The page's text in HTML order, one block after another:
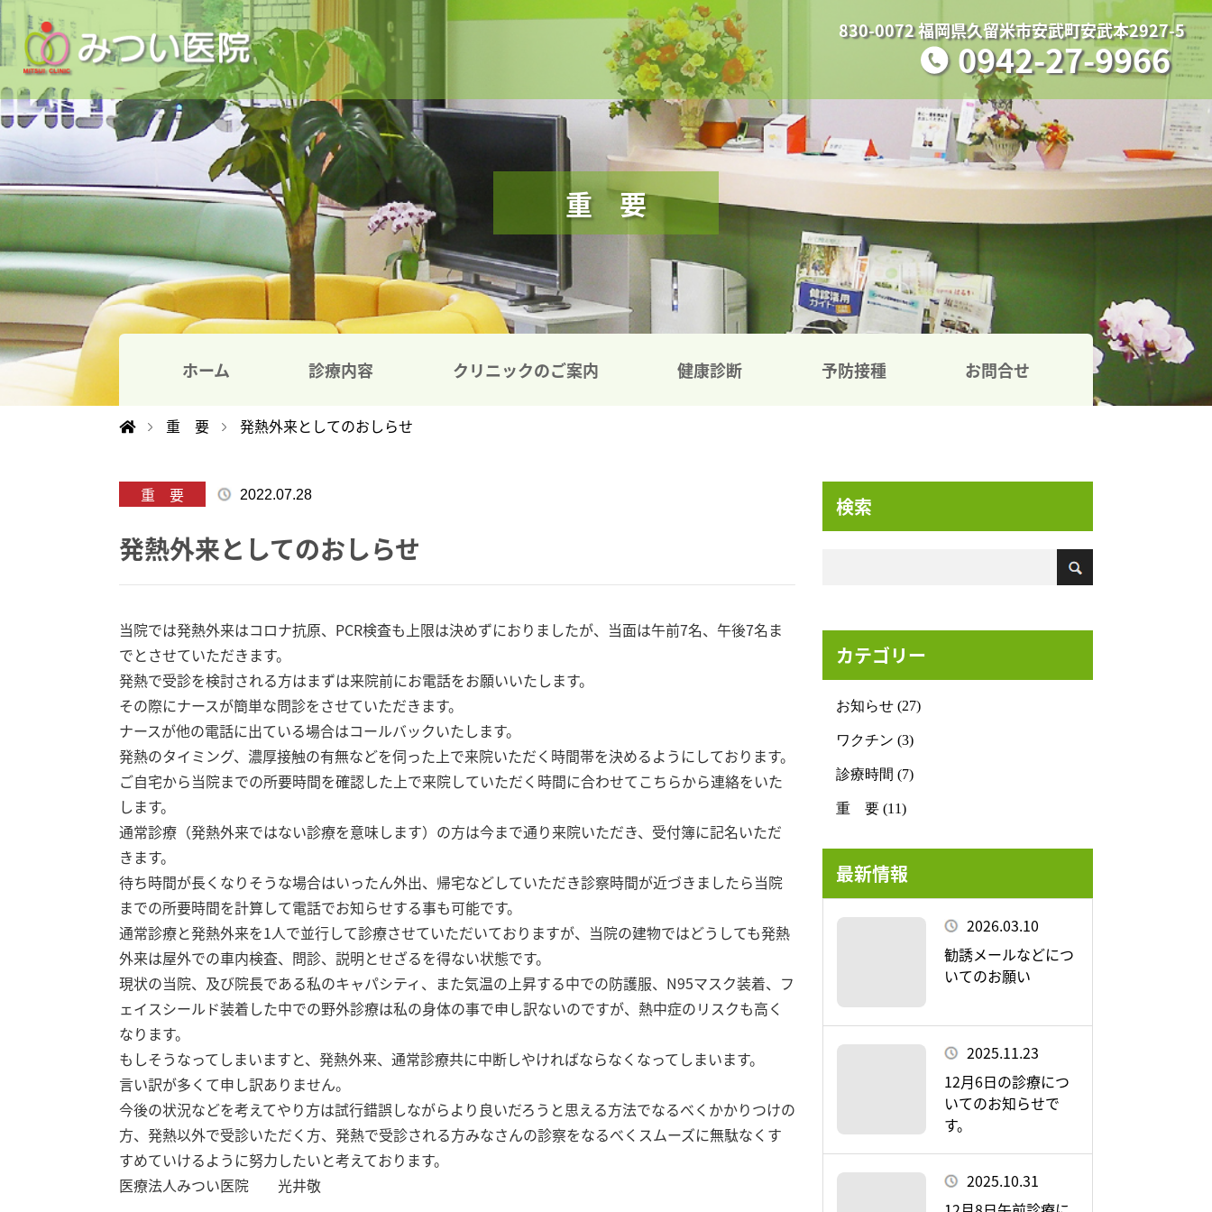
830-0072 福岡県久留米市安武町安武本2927-5
0942-27-9966
重 要
ホーム 診療内容 クリニックのご案内 健康診断 予防接種 お問合せ
重 要 発熱外来としてのおしらせ
重 要 2022.07.28
発熱外来としてのおしらせ
当院では発熱外来はコロナ抗原、PCR検査も上限は決めずにおりましたが、当面は午前7名、午後7名ま
でとさせていただきます。
発熱で受診を検討される方はまずは来院前にお電話をお願いいたします。
その際にナースが簡単な問診をさせていただきます。
ナースが他の電話に出ている場合はコールバックいたします。
発熱のタイミング、濃厚接触の有無などを伺った上で来院いただく時間帯を決めるようにしております。
ご自宅から当院までの所要時間を確認した上で来院していただく時間に合わせてこちらから連絡をいた
します。
通常診療（発熱外来ではない診療を意味します）の方は今まで通り来院いただき、受付簿に記名いただ
きます。
待ち時間が長くなりそうな場合はいったん外出、帰宅などしていただき診察時間が近づきましたら当院
までの所要時間を計算して電話でお知らせする事も可能です。
通常診療と発熱外来を1人で並行して診療させていただいておりますが、当院の建物ではどうしても発熱
外来は屋外での車内検査、問診、説明とせざるを得ない状態です。
現状の当院、及び院長である私のキャパシティ、また気温の上昇する中での防護服、N95マスク装着、フ
ェイスシールド装着した中での野外診療は私の身体の事で申し訳ないのですが、熱中症のリスクも高く
なります。
もしそうなってしまいますと、発熱外来、通常診療共に中断しやければならなくなってしまいます。
言い訳が多くて申し訳ありません。
今後の状況などを考えてやり方は試行錯誤しながらより良いだろうと思える方法でなるべくかかりつけの
方、発熱以外で受診いただく方、発熱で受診される方みなさんの診察をなるべくスムーズに無駄なくす
すめていけるように努力したいと考えております。
医療法人みつい医院 光井敬
検索
カテゴリー
お知らせ (27)
ワクチン (3)
診療時間 (7)
重 要 (11)
最新情報
2026.03.10
勧誘メールなどにつ
いてのお願い
2025.11.23
12月6日の診療につ
いてのお知らせで
す。
2025.10.31